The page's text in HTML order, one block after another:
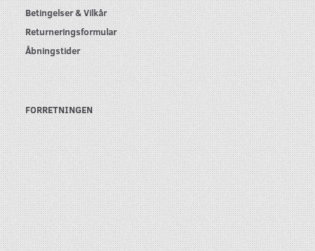
Betingelser & Vilkår
Returneringsformular
Åbningstider
FORRETNINGEN